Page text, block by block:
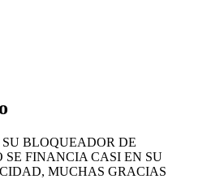
BLOQUEADOR DE
SE FINANCIA CASI EN SU
MUCHAS GRACIAS